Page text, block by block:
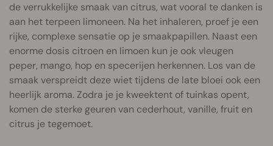
de verrukkelijke smaak van citrus, wat vooral te danken is
aan het terpeen limoneen. Na het inhaleren, proef je een
rijke, complexe sensatie op je smaakpapillen. Naast een
enorme dosis citroen en limoen kun je ook vleugen
peper, mango, hop en specerijen herkennen. Los van de
smaak verspreidt deze wiet tijdens de late bloei ook een
heerlijk aroma. Zodra je je kweektent of tuinkas opent,
komen de sterke geuren van cederhout, vanille, fruit en
citrus je tegemoet.